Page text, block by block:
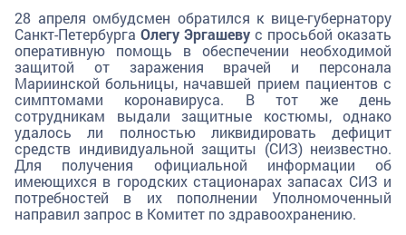
28 апреля омбудсмен обратился к вице-губернатору
Санкт-Петербурга Олегу Эргашеву с просьбой оказать
оперативную помощь в обеспечении необходимой
защитой от заражения врачей и персонала
Мариинской больницы, начавшей прием пациентов с
симптомами коронавируса. В тот же день
сотрудникам выдали защитные костюмы, однако
удалось ли полностью ликвидировать дефицит
средств индивидуальной защиты (СИЗ) неизвестно.
Для получения официальной информации об
имеющихся в городских стационарах запасах СИЗ и
потребностей в их пополнении Уполномоченный
направил запрос в Комитет по здравоохранению.